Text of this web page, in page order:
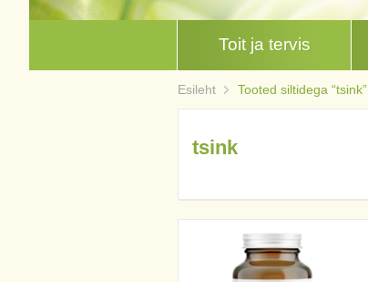
Toit ja tervis
Esileht Tooted siltidega “tsink”
tsink